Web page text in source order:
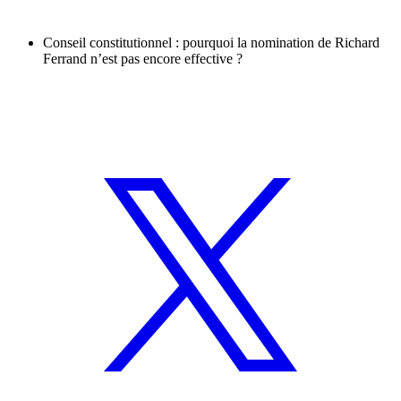
Conseil constitutionnel : pourquoi la nomination de Richard
Ferrand n’est pas encore effective ?